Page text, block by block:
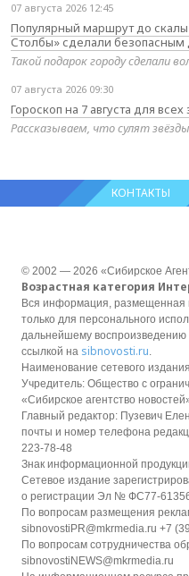
07 августа 2026 12:45
Популярный маршрут до
Столбы» сделали безопасным
Такой подарок городу сделали
07 августа 2026 09:30
Гороскоп на 7 августа для
Рассказываем, что сулят
КОНТАКТЫ
© 2002 — 2026 «Сибирское
Возрастная категория
Вся информация, размещенная
только для персонального
дальнейшему воспроизведению
ссылкой на sibnovosti.ru.
Наименование сетевого
Учредитель: Общество с
«Сибирское агентство
Главный редактор: Пузевич
почты и номер телефона
223-78-48
Знак информационной
Сетевое издание
о регистрации Эл № ФС77-
По вопросам размещения
sibnovostiPR@mkrmedia.ru +7
По вопросам сотрудничества
sibnovostiNEWS@mkrmedia.ru